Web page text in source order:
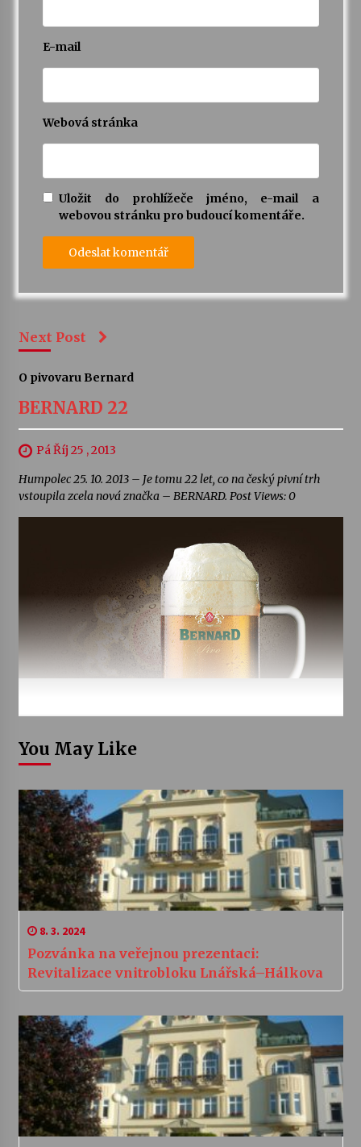
E-mail
Webová stránka
Uložit do prohlížeče jméno, e-mail a
webovou stránku pro budoucí komentáře.
Next Post
O pivovaru Bernard
BERNARD 22
Pá Říj 25 , 2013
Humpolec 25. 10. 2013 – Je tomu 22 let, co na český pivní trh
vstoupila zcela nová značka – BERNARD. Post Views: 0
You May Like
8. 3. 2024
Pozvánka na veřejnou prezentaci:
Revitalizace vnitrobloku Lnářská–Hálkova